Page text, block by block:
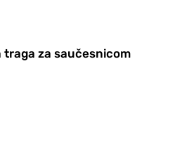
za saučesnicom